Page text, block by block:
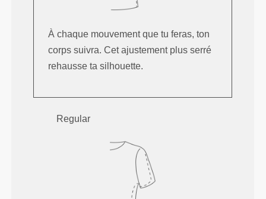
À chaque mouvement que tu feras, ton
corps suivra. Cet ajustement plus serré
rehausse ta silhouette.
Regular